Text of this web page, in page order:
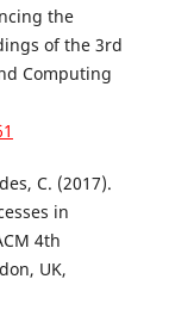
the
of the 3rd
Computing
C. (2017).
in
4th
UK,